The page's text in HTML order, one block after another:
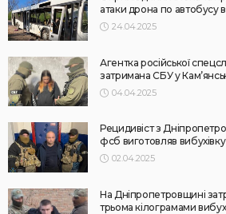
атаки дрона по автобусу
24.04.2025
Агентка російської
затримана СБУ у
04.04.2025
Рецидивіст з
фсб виготовляв вибухівку
02.04.2025
На Дніпропетровщині
трьома кілограмами